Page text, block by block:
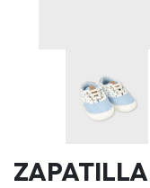
ZAPATILLA